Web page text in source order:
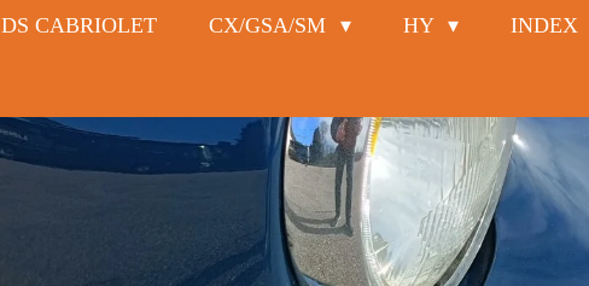
DS CABRIOLET CX/GSA/SM HY INDEX